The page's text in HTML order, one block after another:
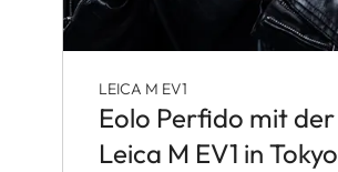
LEICA M EV1
Eolo Perfido mit der
Leica M EV1 in Tokyo